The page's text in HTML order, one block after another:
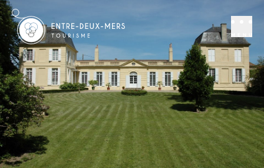
Château Loupiac-
Gaudiet
LOUPIAC
Ajouter aux favoris